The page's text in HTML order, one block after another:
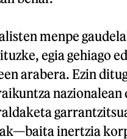
menpe
egia gehiago
arabera. Ezin
inertzia